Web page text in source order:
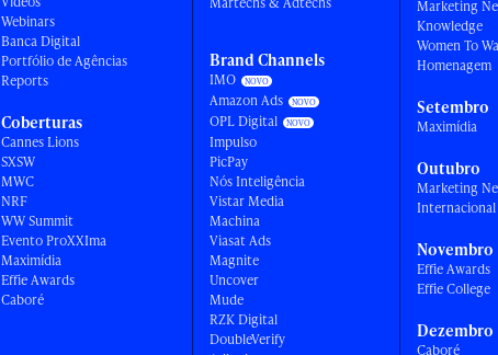
Webinars
Banca Digital
Portfólio de Agências
Reports
Coberturas
Cannes Lions
SXSW
MWC
NRF
WW Summit
Evento ProXXIma
Maximídia
Effie Awards
Caboré
Brand Channels
IMO
Amazon Ads
OPL Digital
Impulso
PicPay
Nós Inteligência
Vistar Media
Machina
Viasat Ads
Magnite
Uncover
Mude
RZK Digital
DoubleVerify
Marketing
Knowledge
Women To
Homenagem
Setembro
Maximídia
Outubro
Marketing
Internacional
Novembro
Effie Awards
Effie College
Dezembro
Caboré